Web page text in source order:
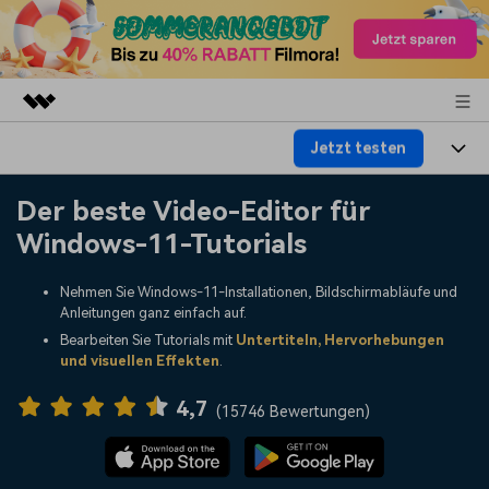
Dienstprogramme
Business
Überblick
Über uns
Presseraum
Support
Jetzt testen
Produkte
Plattformen
Funktionen
Assets
KI
Video/Foto
Audio
Text
Lösungen
Soziale Medien
Marketing & Business
Lifestyle & Spaß
Ressourcen
Video-Prompts Meisterkurs
Hilfe-Center
Erste Schritte
Der beste Video-Editor für
Windows-11-Tutorials
Nehmen Sie Windows-11-Installationen, Bildschirmabläufe und
Anleitungen ganz einfach auf.
Bearbeiten Sie Tutorials mit Untertiteln, Hervorhebungen
und visuellen Effekten.
4,7 (15746 Bewertungen)